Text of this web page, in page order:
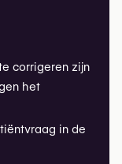
corrigeren zijn
het
in de